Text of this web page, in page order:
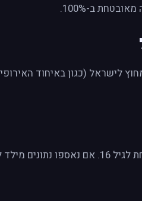
ב-100%.
— נמחקם.